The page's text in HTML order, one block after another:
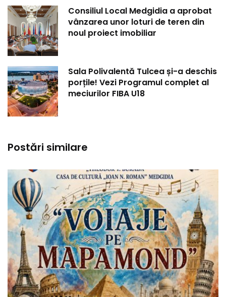
Consiliul Local Medgidia a aprobat
vânzarea unor loturi de teren din
noul proiect imobiliar
Sala Polivalentă Tulcea și-a deschis
porțile! Vezi Programul complet al
meciurilor FIBA U18
Postări similare